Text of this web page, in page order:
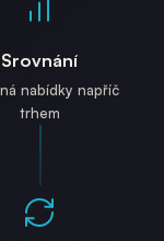
Srovnání
nabídky napříč
trhem